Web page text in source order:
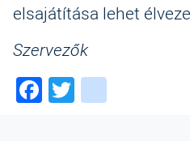
elsajátítása lehet
Szervezők
Facebook
Twitter